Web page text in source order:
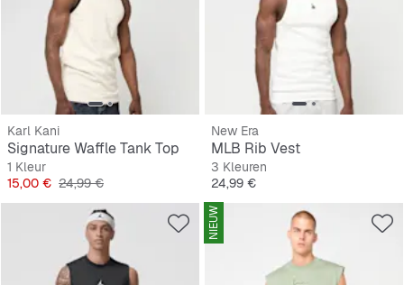
Karl Kani
Signature Waffle Tank Top
1 Kleur
Prijs
15,00 € Originele Prijs
24,99 €
New Era
MLB Rib Vest
3 Kleuren
Prijs
24,99 €
NIEUW